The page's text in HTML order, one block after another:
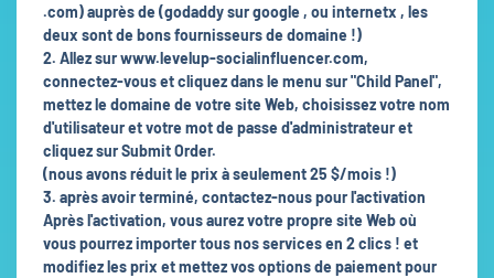
.com) auprès de (godaddy sur google , ou internetx , les
deux sont de bons fournisseurs de domaine !)
2. Allez sur www.levelup-socialinfluencer.com,
connectez-vous et cliquez dans le menu sur "Child Panel",
mettez le domaine de votre site Web, choisissez votre nom
d'utilisateur et votre mot de passe d'administrateur et
cliquez sur Submit Order.
(nous avons réduit le prix à seulement 25 $/mois !)
3. après avoir terminé, contactez-nous pour l'activation
Après l'activation, vous aurez votre propre site Web où
vous pourrez importer tous nos services en 2 clics ! et
modifiez les prix et mettez vos options de paiement pour